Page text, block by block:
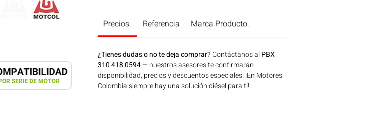
generación de energía disponible en Bogotá, Colombia.
Consíguelo ahora en Motores Colombia.
Precios. Referencia Marca Producto.
¿Tienes dudas o no te deja comprar? Contáctanos al PBX
310 418 0594— nuestros asesores te confirmarán
disponibilidad, precios y descuentos especiales. ¡En Motores
Colombia siempre hay una solución diésel para ti!